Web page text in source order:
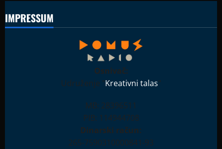
IMPRESSUM
Osnivač:
Udruženje "Kreativni talas"
MB: 28396511
PIB: 114944708
Dinarski račun:
265-7590310000841-93